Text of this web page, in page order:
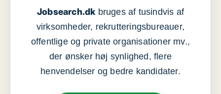
Jobsearch.dkbruges af tusindvis af
virksomheder, rekrutteringsbureauer,
offentlige og private organisationer mv.,
der ønsker høj synlighed, flere
henvendelser og bedre kandidater.